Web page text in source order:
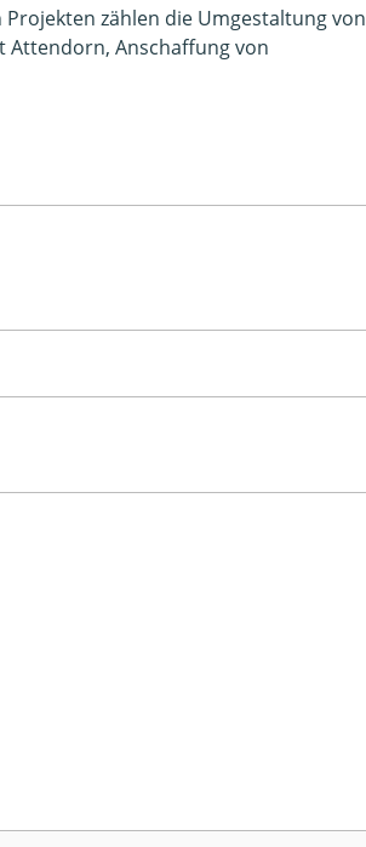
zählen die Umgestaltung von
Attendorn, Anschaffung von